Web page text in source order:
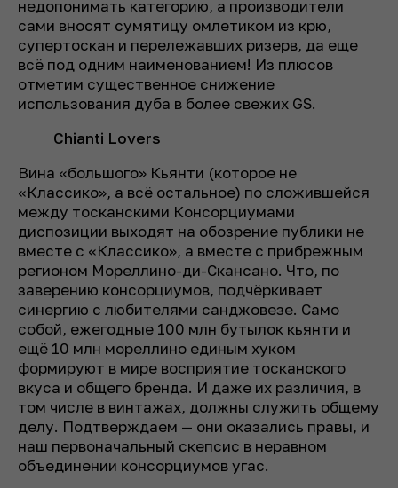
недопонимать категорию, а производители
сами вносят сумятицу омлетиком из крю,
супертоскан и перележавших ризерв, да еще
всё под одним наименованием! Из плюсов
отметим существенное снижение
использования дуба в более свежих GS.
Chianti Lovers
Вина «большого» Кьянти (которое не
«Классико», а всё остальное) по сложившейся
между тосканскими Консорциумами
диспозиции выходят на обозрение публики не
вместе с «Классико», а вместе с прибрежным
регионом Мореллино-ди-Скансано. Что, по
заверению консорциумов, подчёркивает
синергию с любителями санджовезе. Само
собой, ежегодные 100 млн бутылок кьянти и
ещё 10 млн мореллино единым хуком
формируют в мире восприятие тосканского
вкуса и общего бренда. И даже их различия, в
том числе в винтажах, должны служить общему
делу. Подтверждаем — они оказались правы, и
наш первоначальный скепсис в неравном
объединении консорциумов угас.